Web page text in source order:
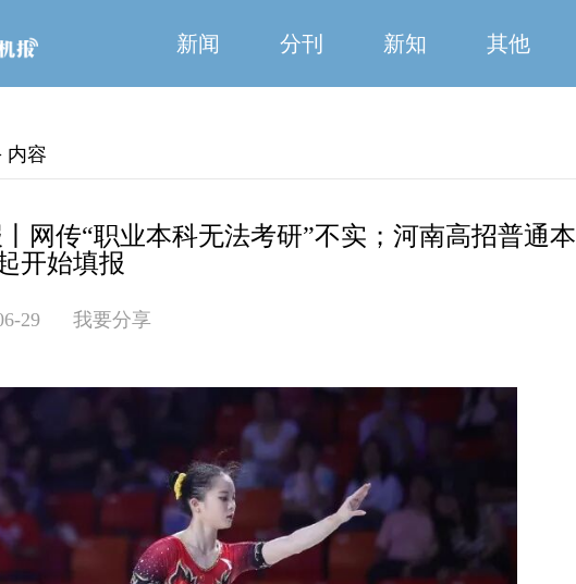
新闻 分刊 新知 其他
内容
网传“职业本科无法考研”不实；河南高招普通本
开始填报
29 我要分享